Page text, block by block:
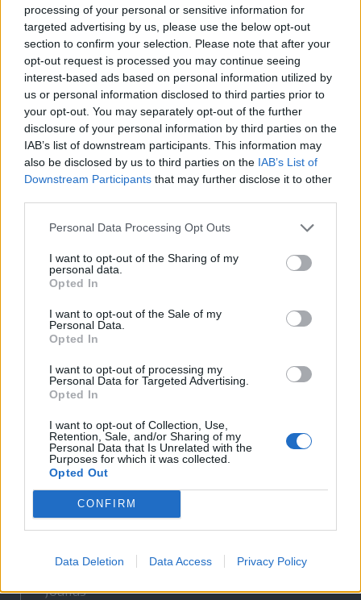
processing of your personal or sensitive information for
targeted advertising by us, please use the below opt-out
section to confirm your selection. Please note that after your
opt-out request is processed you may continue seeing
interest-based ads based on personal information utilized by
us or personal information disclosed to third parties prior to
your opt-out. You may separately opt-out of the further
disclosure of your personal information by third parties on the
IAB’s list of downstream participants. This information may
also be disclosed by us to third parties on the IAB’s List of
Downstream Participants that may further disclose it to other
Personal Data Processing Opt Outs
I want to opt-out of the Sharing of my
personal data.
Opted In
I want to opt-out of the Sale of my
Personal Data.
Opted In
I want to opt-out of processing my
Personal Data for Targeted Advertising.
Opted In
I want to opt-out of Collection, Use,
Retention, Sale, and/or Sharing of my
Personal Data that Is Unrelated with the
Purposes for which it was collected.
Opted Out
CONFIRM
Data Deletion Data Access Privacy Policy
Hasznos
Impresszum
Szerzői jogok
Adatvédelmi tájékoztató
Cookie-kezelési tájékoztató
Hozzászólási szabályzat
Nyomtatott lapjaink archívuma
Székely Hírmondó archívuma
Sütibeállítások
Médiatér
Liget
Krónika
Bihari Napló
Erdélyi Napló
Főtér
Rádió GaGa
Jóállás